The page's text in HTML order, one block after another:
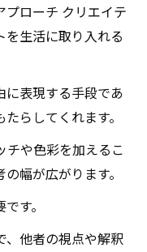
ローチ クリエイテ
生活に取り入れる
に表現する手段であ
らしてくれます。
チや色彩を加えるこ
幅が広がります。
す。
、他者の視点や解釈